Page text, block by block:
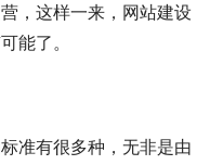
，这样一来，网站建设
能了。
准有很多种，无非是由